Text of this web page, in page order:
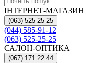
ІНТЕРНЕТ-МАГАЗИН
(063) 525 25 25
(044) 585-91-12
(063) 525-25-25
САЛОН-ОПТИКА
(067) 171 22 44